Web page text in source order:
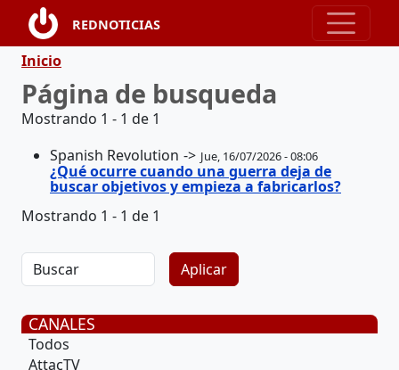
Pasar al contenido principal
REDNOTICIAS
Ruta de navegación
Inicio
Página de busqueda
Mostrando 1 - 1 de 1
Spanish Revolution
Jue, 16/07/2026 - 08:06
¿Qué ocurre cuando una guerra deja de
buscar objetivos y empieza a fabricarlos?
Mostrando 1 - 1 de 1
CANALES
Todos
AttacTV